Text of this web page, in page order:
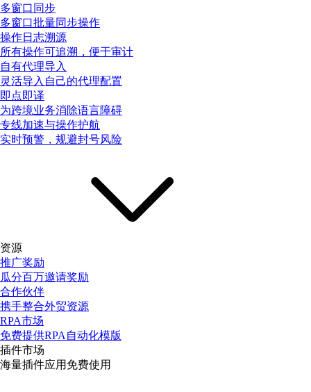
多窗口同步
多窗口批量同步操作
操作日志溯源
所有操作可追溯，便于审计
自有代理导入
灵活导入自己的代理配置
即点即译
为跨境业务消除语言障碍
专线加速与操作护航
实时预警，规避封号风险
资源
推广奖励
瓜分百万邀请奖励
合作伙伴
携手整合外贸资源
RPA市场
免费提供RPA自动化模版
插件市场
海量插件应用免费使用